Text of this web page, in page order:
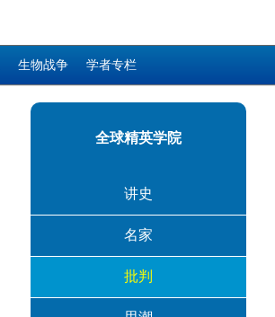
生物战争 学者专栏
全球精英学院
讲史
名家
批判